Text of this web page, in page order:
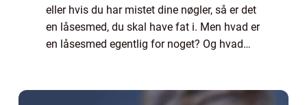
eller hvis du har mistet dine nøgler, så er det
en låsesmed, du skal have fat i. Men hvad er
en låsesmed egentlig for noget? Og hvad